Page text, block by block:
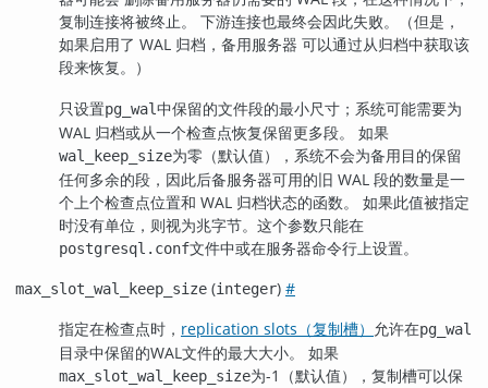
复制连接将被终止。 下游连接也最终会因此失败。（但是，
如果启用了 WAL 归档，备用服务器 可以通过从归档中获取该
段来恢复。）
只设置pg_wal中保留的文件段的最小尺寸；系统可能需要为
WAL 归档或从一个检查点恢复保留更多段。 如果
wal_keep_size为零（默认值），系统不会为备用目的保留
任何多余的段，因此后备服务器可用的旧 WAL 段的数量是一
个上个检查点位置和 WAL 归档状态的函数。 如果此值被指定
时没有单位，则视为兆字节。这个参数只能在
postgresql.conf文件中或在服务器命令行上设置。
max_slot_wal_keep_size (integer) #
指定在检查点时， replication slots（复制槽） 允许在pg_wal
目录中保留的WAL文件的最大大小。 如果
max_slot_wal_keep_size为-1（默认值），复制槽可以保